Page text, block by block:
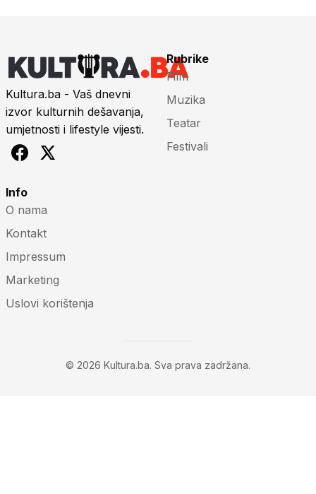
Kultura.ba - Vaš dnevni
izvor kulturnih dešavanja,
umjetnosti i lifestyle vijesti.
Rubrike
Film
Muzika
Teatar
Festivali
Info
O nama
Kontakt
Impressum
Marketing
Uslovi korištenja
© 2026 Kultura.ba. Sva prava zadržana.